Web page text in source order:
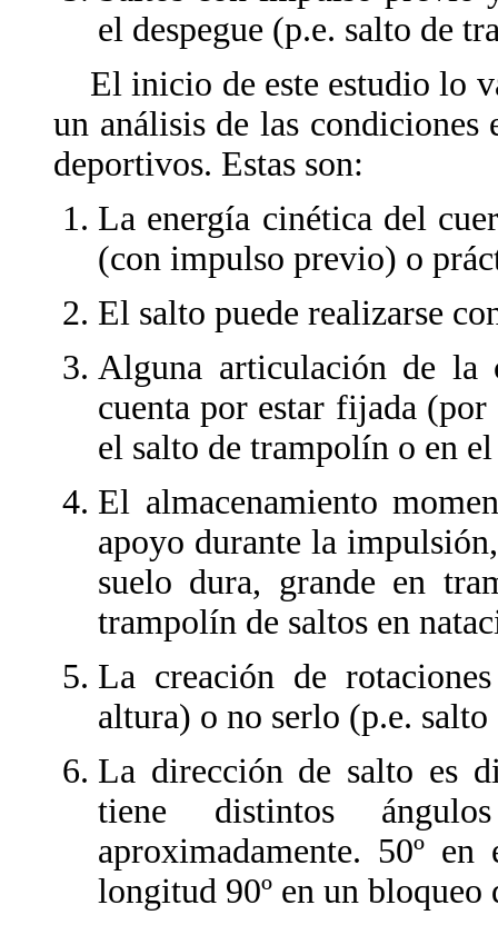
el despegue (p.e. salto de
El inicio de este estudio lo
un análisis de las condiciones
deportivos. Estas son:
La energía cinética del
(con impulso previo) o
El salto puede realizarse
Alguna articulación de la
cuenta por estar fijada
el salto de trampolín o en
El almacenamiento
apoyo durante la
suelo dura, grande en
trampolín de saltos en
La creación de
altura) o no serlo (p.e.
La dirección de salto es
tiene distintos
aproximadamente. 50º
longitud 90º en un